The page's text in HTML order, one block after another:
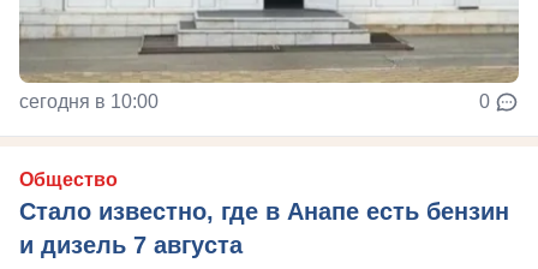
сегодня в 10:00 0
Общество
Стало известно, где в Анапе есть бензин
и дизель 7 августа